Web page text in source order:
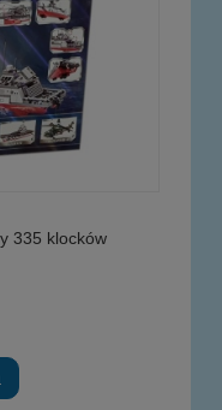
335 klocków